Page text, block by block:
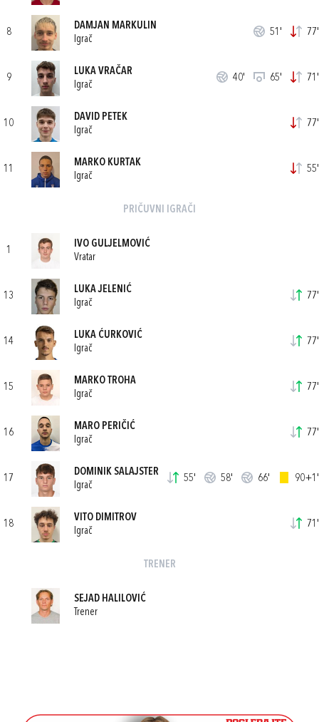
8
DAMJAN MARKULIN
Igrač
51' 77'
9
LUKA VRAČAR
Igrač
40' 65' 71'
10
DAVID PETEK
Igrač
77'
11
MARKO KURTAK
Igrač
55'
PRIČUVNI IGRAČI
1
IVO GULJELMOVIĆ
Vratar
13
LUKA JELENIĆ
Igrač
77'
14
LUKA ĆURKOVIĆ
Igrač
77'
15
MARKO TROHA
Igrač
77'
16
MARO PERIČIĆ
Igrač
77'
17
DOMINIK SALAJSTER
Igrač
55' 58' 66' 90+1'
18
VITO DIMITROV
Igrač
71'
TRENER
SEJAD HALILOVIĆ
Trener